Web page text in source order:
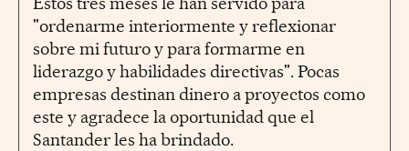
"ordenarme interiormente y reflexionar
sobre mi futuro y para formarme en
liderazgo y habilidades directivas". Pocas
empresas destinan dinero a proyectos como
este y agradece la oportunidad que el
Santander les ha brindado.